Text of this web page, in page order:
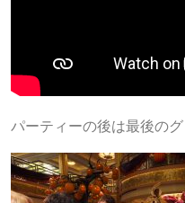
パーティーの後は最後の